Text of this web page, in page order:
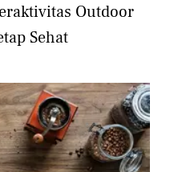
Outdoor
Sehat